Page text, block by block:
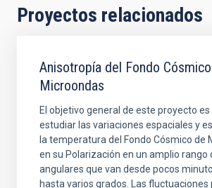
Proyectos relacionados
Anisotropía del Fondo
Microondas
El objetivo general de este proyecto
estudiar las variaciones espaciales y
la temperatura del Fondo Cósmico de
en su Polarización en un amplio rango
angulares que van desde pocos
hasta varios grados. Las fluctuaciones